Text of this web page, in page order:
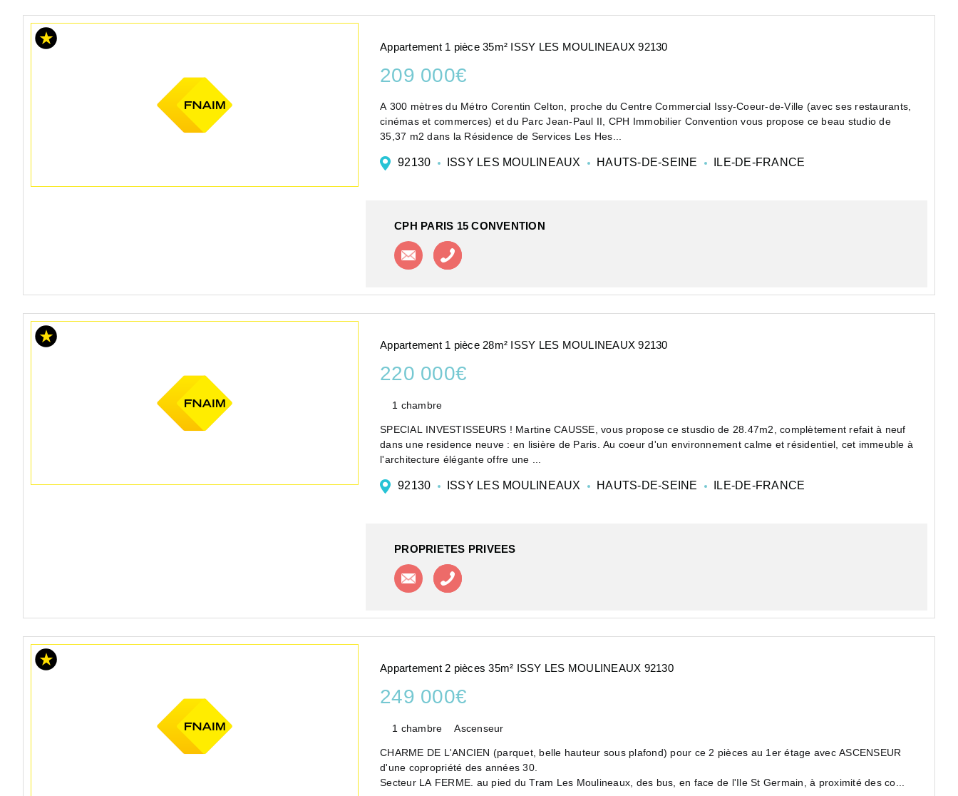
Appartement 1 pièce 35m² ISSY LES MOULINEAUX 92130
209 000€
A 300 mètres du Métro Corentin Celton, proche du Centre Commercial Issy-Coeur-de-Ville (avec ses restaurants,
cinémas et commerces) et du Parc Jean-Paul II, CPH Immobilier Convention vous propose ce beau studio de
35,37 m2 dans la Résidence de Services Les Hes...
92130 ISSY LES MOULINEAUX HAUTS-DE-SEINE ILE-DE-FRANCE
CPH PARIS 15 CONVENTION
Contacter l'agence
Appartement 1 pièce 28m² ISSY LES MOULINEAUX 92130
220 000€
1 chambre
SPECIAL INVESTISSEURS ! Martine CAUSSE, vous propose ce stusdio de 28.47m2, complètement refait à neuf
dans une residence neuve : en lisière de Paris. Au coeur d'un environnement calme et résidentiel, cet immeuble à
l'architecture élégante offre une ...
92130 ISSY LES MOULINEAUX HAUTS-DE-SEINE ILE-DE-FRANCE
PROPRIETES PRIVEES
Contacter l'agence
Appartement 2 pièces 35m² ISSY LES MOULINEAUX 92130
249 000€
1 chambre Ascenseur
CHARME DE L'ANCIEN (parquet, belle hauteur sous plafond) pour ce 2 pièces au 1er étage avec ASCENSEUR
d'une copropriété des années 30.
Secteur LA FERME. au pied du Tram Les Moulineaux, des bus, en face de l'Ile St Germain, à proximité des co...